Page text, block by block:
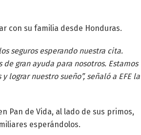
con su familia desde Honduras.
seguros esperando nuestra cita.
gran ayuda para nosotros. Estamos
lograr nuestro sueño”, señaló a EFE la
Pan de Vida, al lado de sus primos,
esperándolos.